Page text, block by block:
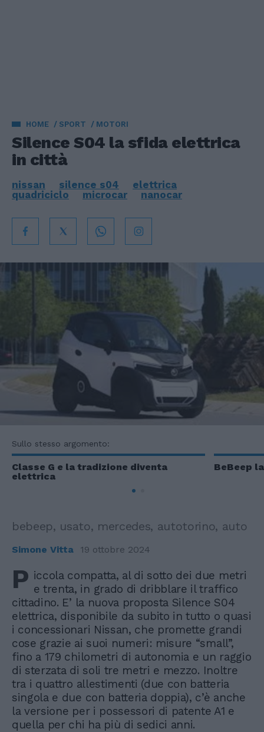
HOME SPORT MOTORI
Silence S04 la sfida elettrica
in città
nissan silence s04
elettrica
quadriciclo
microcar nanocar
Sullo stesso argomento:
Classe G e la tradizione diventa
elettrica
BeBeep
bebeep, usato, mercedes, autotorino, auto
Simone Vitta 19 ottobre 2024
P iccola compatta, al di sotto dei due metri
e trenta, in grado di dribblare il traffico
cittadino. E’ la nuova proposta Silence S04
elettrica, disponibile da subito in tutto o quasi
i concessionari Nissan, che promette grandi
cose grazie ai suoi numeri: misure “small”,
fino a 179 chilometri di autonomia e un raggio
di sterzata di soli tre metri e mezzo. Inoltre
tra i quattro allestimenti (due con batteria
singola e due con batteria doppia), c’è anche
la versione per i possessori di patente A1 e
quella per chi ha più di sedici anni.